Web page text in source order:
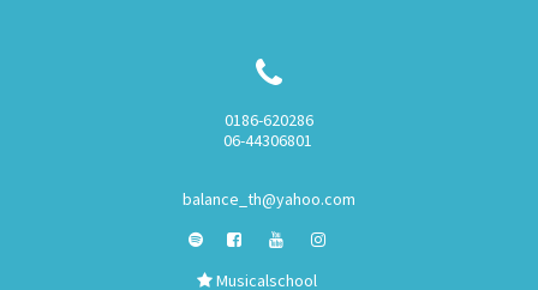
0186-620286
06-44306801
balance_th@yahoo.com
Musicalschool